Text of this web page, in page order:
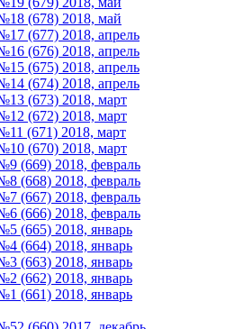
(678) 2018, май
(677) 2018, апрель
(676) 2018, апрель
(675) 2018, апрель
(674) 2018, апрель
(673) 2018, март
(672) 2018, март
(671) 2018, март
(670) 2018, март
(669) 2018, февраль
(668) 2018, февраль
(667) 2018, февраль
(666) 2018, февраль
(665) 2018, январь
(664) 2018, январь
(663) 2018, январь
(662) 2018, январь
(661) 2018, январь